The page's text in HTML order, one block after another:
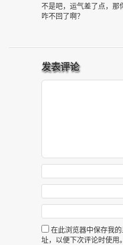
不是吧，运气差了点，那
咋不回了啊？
发表评论
在此浏览器中保存我
址，以便下次评论时使用。